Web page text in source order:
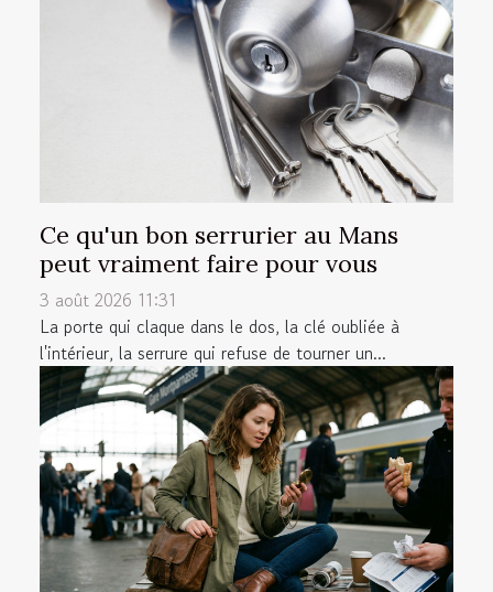
Ce qu'un bon serrurier au Mans
peut vraiment faire pour vous
3 août 2026 11:31
La porte qui claque dans le dos, la clé oubliée à
l'intérieur, la serrure qui refuse de tourner un...